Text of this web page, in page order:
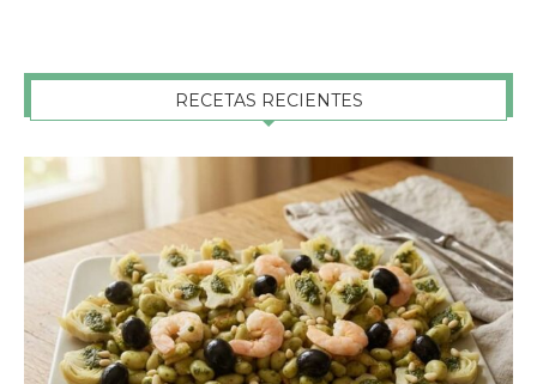
RECETAS RECIENTES